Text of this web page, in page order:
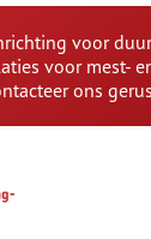
voor
voor mest-
ons